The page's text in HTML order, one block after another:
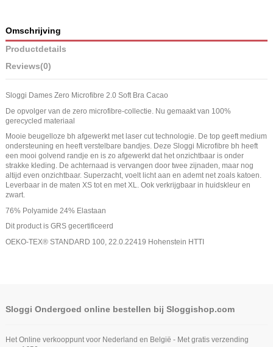
Omschrijving
Productdetails
Reviews(0)
Sloggi Dames Zero Microfibre 2.0 Soft Bra Cacao
De opvolger van de zero microfibre-collectie. Nu gemaakt van 100%
gerecycled materiaal
Mooie beugelloze bh afgewerkt met laser cut technologie. De top geeft medium
ondersteuning en heeft verstelbare bandjes. Deze Sloggi Microfibre bh heeft
een mooi golvend randje en is zo afgewerkt dat het onzichtbaar is onder
strakke kleding. De achternaad is vervangen door twee zijnaden, maar nog
altijd even onzichtbaar. Superzacht, voelt licht aan en ademt net zoals katoen.
Leverbaar in de maten XS tot en met XL. Ook verkrijgbaar in huidskleur en
zwart.
76% Polyamide 24% Elastaan
Dit product is GRS gecertificeerd
OEKO-TEX® STANDARD 100, 22.0.22419 Hohenstein HTTI
Sloggi Ondergoed online bestellen bij Sloggishop.com
Het Online verkooppunt voor Nederland en België - Met gratis verzending